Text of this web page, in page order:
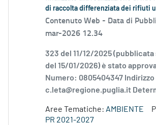
di raccolta differenziata dei rifiuti
Contenuto Web - Data di
mar-2026 12.34
323 del 11/12/2025 (pubblicata
del 15/01/2026) è stato
Numero: 0805404347
c.leta@regione.puglia.it
Aree Tematiche: AMBIENTE
PR 2021-2027